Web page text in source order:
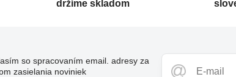
držíme skladom
so spracovaním email. adresy za
zasielania noviniek